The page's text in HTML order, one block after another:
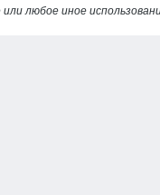
любое иное